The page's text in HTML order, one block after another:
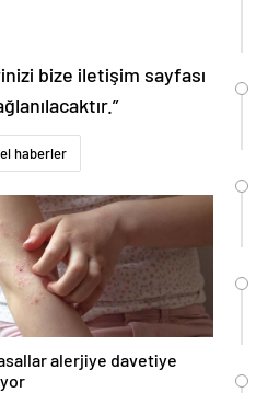
bize iletişim sayfası
haberler
alerjiye davetiye